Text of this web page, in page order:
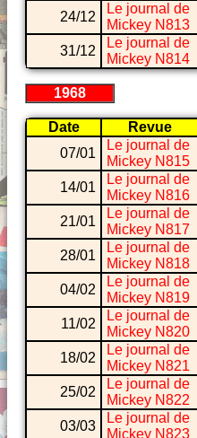
24/12
Le journal de
Mickey N813
31/12
Le journal de
Mickey N814
1968
Date Revue
07/01
Le journal de
Mickey N815
14/01
Le journal de
Mickey N816
21/01
Le journal de
Mickey N817
28/01
Le journal de
Mickey N818
04/02
Le journal de
Mickey N819
11/02
Le journal de
Mickey N820
18/02
Le journal de
Mickey N821
25/02
Le journal de
Mickey N822
03/03
Le journal de
Mickey N823